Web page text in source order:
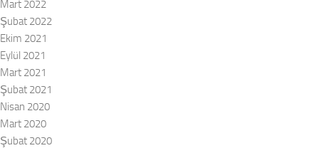
Mart 2022
Şubat 2022
Ekim 2021
Eylül 2021
Mart 2021
Şubat 2021
Nisan 2020
Mart 2020
Şubat 2020